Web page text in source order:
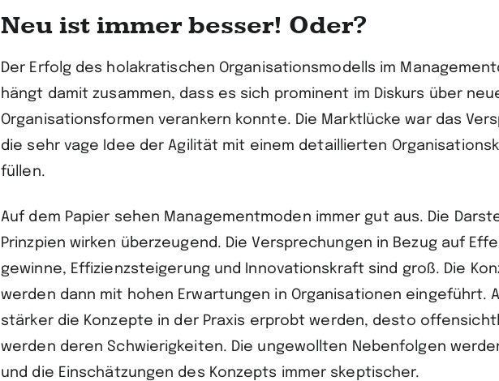
Neu ist immer besser! Oder?
Der Erfolg des holakratischen Organisationsmodells im
hängt damit zusammen, dass es sich prominent im Diskurs über
Organisationsformen verankern konnte. Die Marktlücke war das
die sehr vage Idee der Agilität mit einem detaillierten
füllen.
Auf dem Papier sehen Managementmoden immer gut aus. Die
Prinzpien wirken überzeugend. Die Versprechungen in Bezug auf
gewinne, Effizienzsteigerung und Innovationskraft sind groß. Die
werden dann mit hohen Erwartungen in Organisationen eingeführt.
stärker die Konzepte in der Praxis erprobt werden, desto
werden deren Schwierigkeiten. Die ungewollten Nebenfolgen
und die Einschätzungen des Konzepts immer skeptischer.